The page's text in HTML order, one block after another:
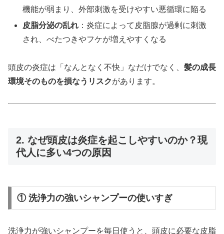
機能が弱まり、外部刺激を受けやすい悪循環に陥る
皮脂分泌の乱れ ：炎症によって皮脂腺が過剰に刺激
され、べたつきやフケが増えやすくなる
頭皮の炎症は「なんとなく不快」なだけでなく、 髪の成長
環境そのものを損なうリスクがあります。
2. なぜ頭皮は炎症を起こしやすいのか？現
代人に多い4つの原因
① 洗浄力の強いシャンプーの使いすぎ
洗浄力が強いシャンプーを毎日使うと、頭皮に必要な皮脂